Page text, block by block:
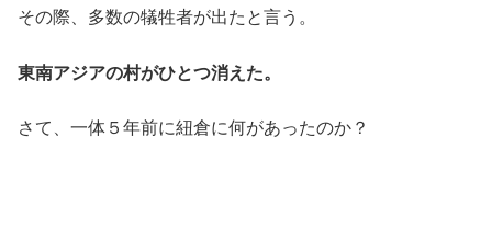
その際、多数の犠牲者が出たと言う。
東南アジアの村がひとつ消えた。
さて、一体５年前に紐倉に何があったのか？